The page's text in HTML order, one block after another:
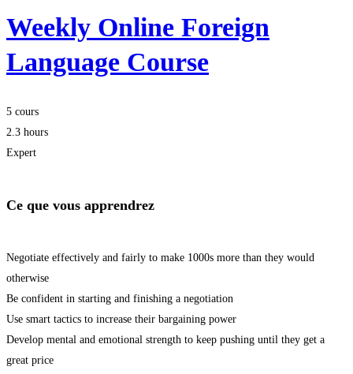
Weekly Online Foreign
Language Course
5 cours
2.3 hours
Expert
Ce que vous apprendrez
Negotiate effectively and fairly to make 1000s more than they would
otherwise
Be confident in starting and finishing a negotiation
Use smart tactics to increase their bargaining power
Develop mental and emotional strength to keep pushing until they get a
great price